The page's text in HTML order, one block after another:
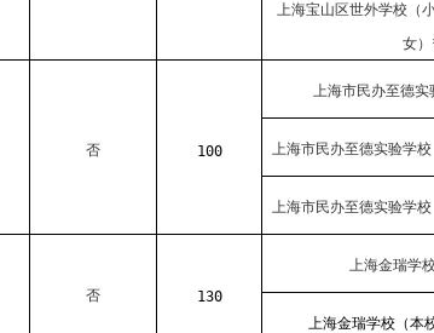
上海宝山区世外学校（
女
否 100
上海市民办至德实
上海市民办至德实验学
上海市民办至德实验学
否 130
上海金瑞学
上海金瑞学校（本